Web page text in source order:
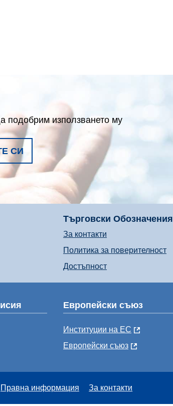
подобрим използването му
СИ
Търговски Обозначения
За контакти
Политика за поверителност
Достъпност
Европейски съюз
Институции на ЕС
Европейски съюз
Правна информация За контакти